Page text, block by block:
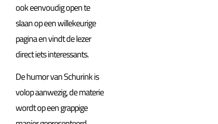
ook eenvoudig open te
slaan op een willekeurige
pagina en vindt de lezer
direct iets interessants.
De humor van Schurink is
volop aanwezig, de materie
wordt op een grappige